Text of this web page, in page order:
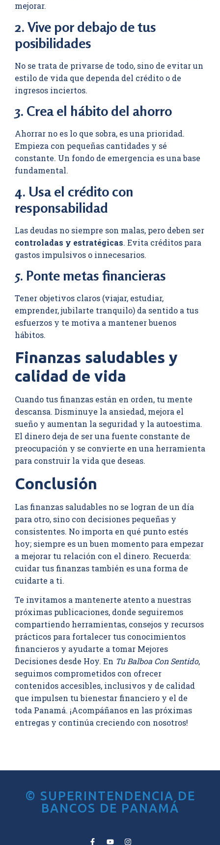
mejorar.
2. Vive por debajo de tus
posibilidades
No se trata de privarse de todo, sino de evitar un
estilo de vida que dependa del crédito o de
ingresos inciertos.
3. Crea el hábito del ahorro
Ahorrar no es lo que sobra, es una prioridad.
Empieza con pequeñas cantidades y sé
constante. Un fondo de emergencia es una base
fundamental.
4. Usa el crédito con
responsabilidad
Las deudas no siempre son malas, pero deben ser
controladas y estratégicas. Evita créditos para
gastos impulsivos o innecesarios.
5. Ponte metas financieras
Tener objetivos claros (viajar, estudiar,
emprender, jubilarte tranquilo) da sentido a tus
esfuerzos y te motiva a mantener buenos
hábitos.
Finanzas saludables y
calidad de vida
Cuando tus finanzas están en orden, tu mente
descansa. Disminuye la ansiedad, mejora el
sueño y aumentan la seguridad y la autoestima.
El dinero deja de ser una fuente constante de
preocupación y se convierte en una herramienta
para construir la vida que deseas.
Conclusión
Las finanzas saludables no se logran de un día
para otro, sino con decisiones pequeñas y
consistentes. No importa en qué punto estés
hoy; siempre es un buen momento para empezar
a mejorar tu relación con el dinero. Recuerda:
cuidar tus finanzas también es una forma de
cuidarte a ti.
Te invitamos a mantenerte atento a nuestras
próximas publicaciones, donde seguiremos
compartiendo herramientas, consejos y recursos
prácticos para fortalecer tus conocimientos
financieros y ayudarte a tomar Mejores
Decisiones desde Hoy. En Tu Balboa Con Sentido,
seguimos comprometidos con ofrecer
contenidos accesibles, inclusivos y de calidad
que impulsen tu bienestar financiero y el de
toda Panamá. ¡Acompáñanos en las próximas
entregas y continúa creciendo con nosotros!
© SUPERINTENDENCIA DE
BANCOS DE PANAMÁ